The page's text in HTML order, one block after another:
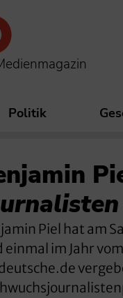
Politik
Piel hat am
einmal im Jahr